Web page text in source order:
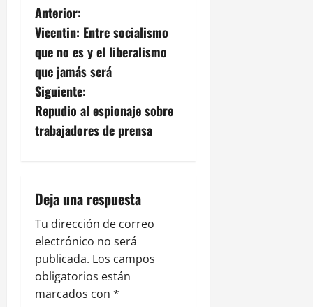
N
a
v
e
g
c
i
ó
n
Anterior:
Vicentin: Entre socialismo
que no es y el liberalismo
que jamás será
Siguiente:
Repudio al espionaje sobre
trabajadores de prensa
Deja una respuesta
Tu dirección de correo
electrónico no será
publicada. Los campos
obligatorios están
marcados con *